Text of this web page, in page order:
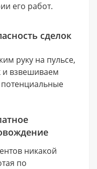
его работ.
сделок
руку на пульсе,
и взвешиваем
никакой
по